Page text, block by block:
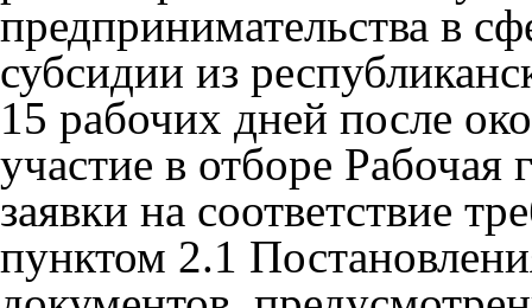
предпринимательства в
субсидии из
15 рабочих дней после
участие в отборе Рабочая
заявки на соответствие
пунктом 2.1